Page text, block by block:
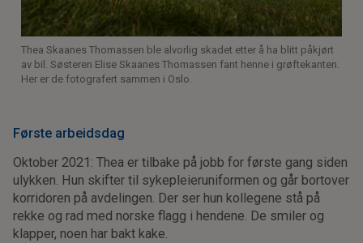
Thea Skaanes Thomassen ble alvorlig skadet etter å ha blitt påkjørt
av bil. Søsteren Elise Skaanes Thomassen fant henne i grøftekanten.
Her er de fotografert sammen i Oslo.
Første arbeidsdag
Oktober 2021: Thea er tilbake på jobb for første gang siden
ulykken. Hun skifter til sykepleieruniformen og går bortover
korridoren på avdelingen. Der ser hun kollegene stå på
rekke og rad med norske flagg i hendene. De smiler og
klapper, noen har bakt kake.